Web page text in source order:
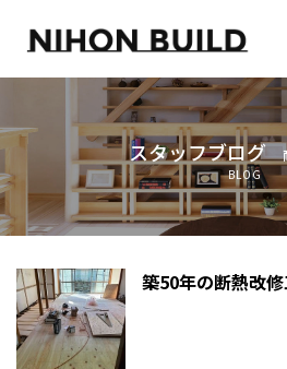
商品ラインナップ
省エネ住宅が選ばれる理由
リフォーム事業
会社案内
スタッフブログ
BLOG
築50年の断熱改